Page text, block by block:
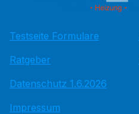
Testseite Formulare
Ratgeber
Datenschutz 1.6.2026
Impressum